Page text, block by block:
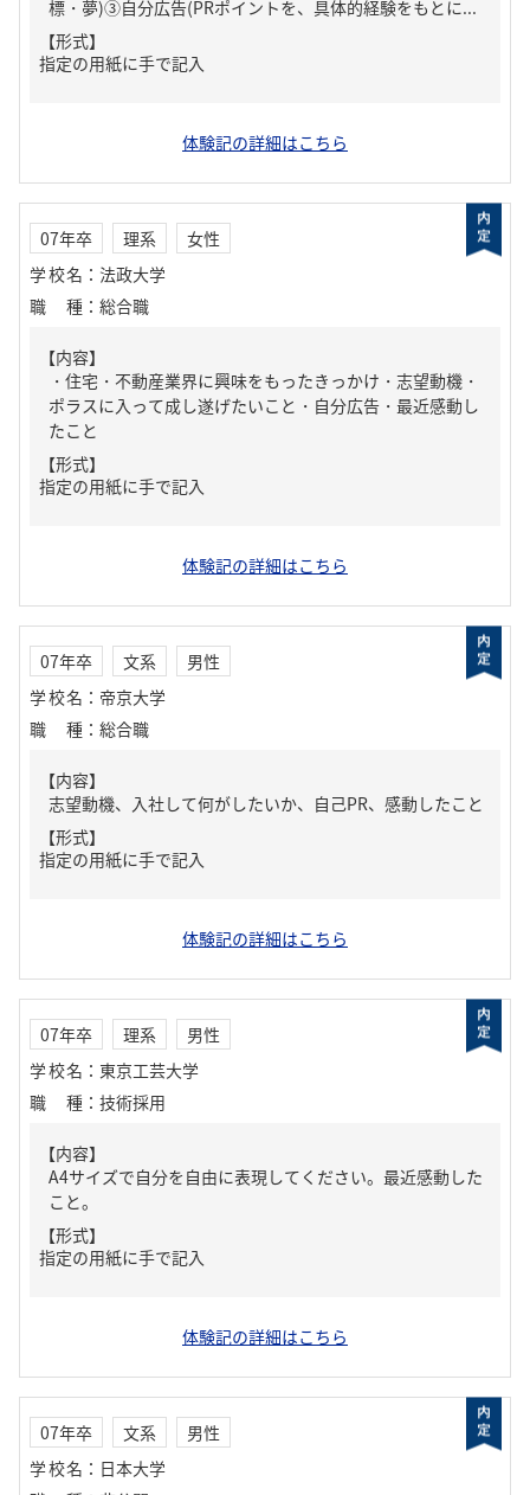
標・夢)③自分広告(PRポイントを、具体的経験をもとに...
【形式】
指定の用紙に手で記入
体験記の詳細はこちら
07年卒 理系
女性
学校名 ： 法政大学
職種 ： 総合職
【内容】
・住宅・不動産業界に興味をもったきっかけ・志望動機・
ポラスに入って成し遂げたいこと・自分広告・最近感動し
たこと
【形式】
指定の用紙に手で記入
体験記の詳細はこちら
07年卒 文系
男性
学校名 ： 帝京大学
職種 ： 総合職
【内容】
志望動機、入社して何がしたいか、自己PR、感動したこと
【形式】
指定の用紙に手で記入
体験記の詳細はこちら
07年卒 理系
男性
学校名 ： 東京工芸大学
職種 ： 技術採用
【内容】
A4サイズで自分を自由に表現してください。最近感動した
こと。
【形式】
指定の用紙に手で記入
体験記の詳細はこちら
07年卒 文系
男性
学校名 ： 日本大学